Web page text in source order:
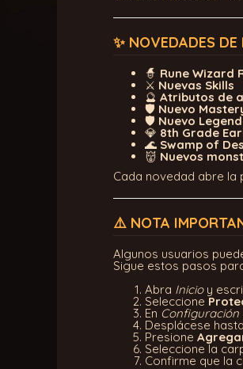
✨ NOVEDADES
🧙 Rune Wizard
⚔️ Nuevas Skills
🔮 Atributos de
🛡️ Nuevo
🛡️ Nuevo
💎 8th Grade
🌊 Swamp of
👹 Nuevos
Cada novedad abre la
⚠️ NOTA
Algunos usuarios
Sigue estos pasos
Abra Inicioy
Seleccione
En Configuración
Desplácese hasta
Presione
Seleccione la
Confirme que la